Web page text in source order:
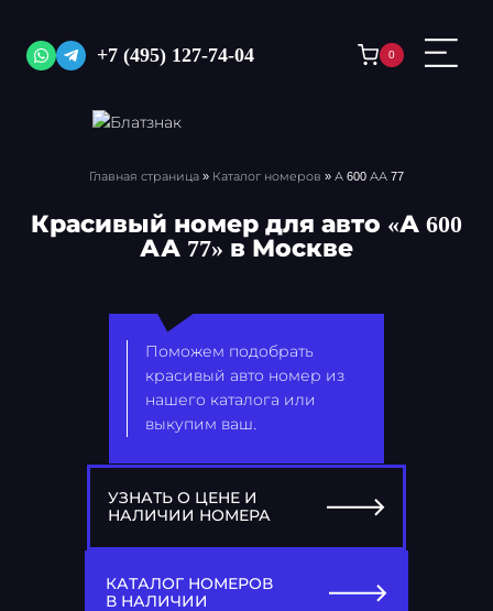
содержимому+7 (495) 127-74-04 0
Главная страница » Каталог номеров » А 600 АА 77
Красивый номер для авто «А 600
АА 77» в Москве
Поможем подобрать
красивый авто номер из
нашего каталога или
выкупим ваш.
А 600 АА
УЗНАТЬ О ЦЕНЕ И
НАЛИЧИИ НОМЕРА
КАТАЛОГ НОМЕРОВ
В НАЛИЧИИ